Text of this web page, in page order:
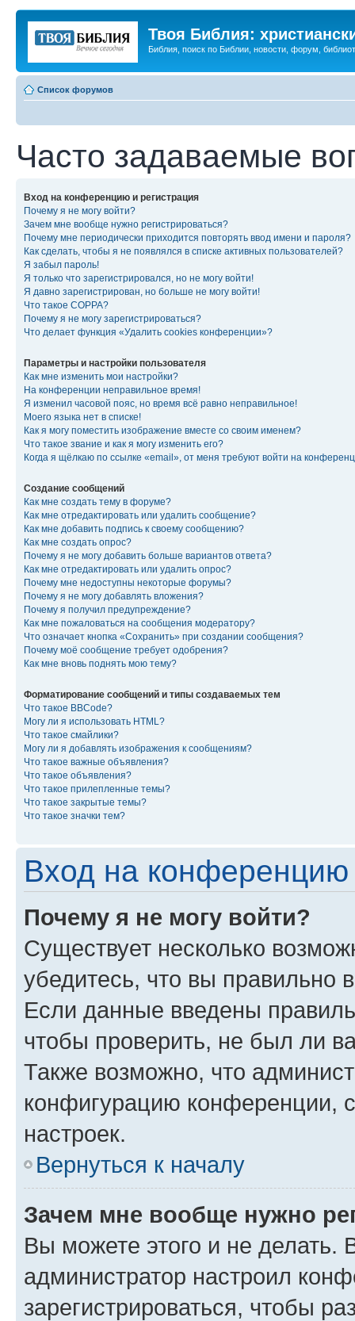
Твоя Библия:
Библия, поиск по Библии, новости, форум,
Список форумов
Часто задаваемые
Вход на конференцию и регистрация
Почему я не могу войти?
Зачем мне вообще нужно регистрироваться?
Почему мне периодически приходится повторять ввод имени и пароля?
Как сделать, чтобы я не появлялся в списке активных пользователей?
Я забыл пароль!
Я только что зарегистрировался, но не могу войти!
Я давно зарегистрирован, но больше не могу войти!
Что такое COPPA?
Почему я не могу зарегистрироваться?
Что делает функция «Удалить cookies конференции»?
Параметры и настройки пользователя
Как мне изменить мои настройки?
На конференции неправильное время!
Я изменил часовой пояс, но время всё равно неправильное!
Моего языка нет в списке!
Как я могу поместить изображение вместе со своим именем?
Что такое звание и как я могу изменить его?
Когда я щёлкаю по ссылке «email», от меня требуют войти на
Создание сообщений
Как мне создать тему в форуме?
Как мне отредактировать или удалить сообщение?
Как мне добавить подпись к своему сообщению?
Как мне создать опрос?
Почему я не могу добавить больше вариантов ответа?
Как мне отредактировать или удалить опрос?
Почему мне недоступны некоторые форумы?
Почему я не могу добавлять вложения?
Почему я получил предупреждение?
Как мне пожаловаться на сообщения модератору?
Что означает кнопка «Сохранить» при создании сообщения?
Почему моё сообщение требует одобрения?
Как мне вновь поднять мою тему?
Форматирование сообщений и типы создаваемых тем
Что такое BBCode?
Могу ли я использовать HTML?
Что такое смайлики?
Могу ли я добавлять изображения к сообщениям?
Что такое важные объявления?
Что такое объявления?
Что такое прилепленные темы?
Что такое закрытые темы?
Что такое значки тем?
Вход на конференцию
Почему я не могу войти?
Существует несколько
убедитесь, что вы правильно
Если данные введены
чтобы проверить, не был ли
Также возможно, что
конфигурацию конференции,
настроек.
Вернуться к началу
Зачем мне вообще нужно
Вы можете этого и не делать.
администратор настроил
зарегистрироваться, чтобы